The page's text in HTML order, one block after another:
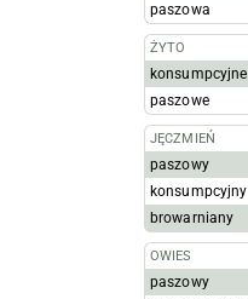
paszowa
ŻYTO
konsumpcyjne
paszowe
JĘCZMIEŃ
paszowy
konsumpcyjny
browarniany
OWIES
paszowy